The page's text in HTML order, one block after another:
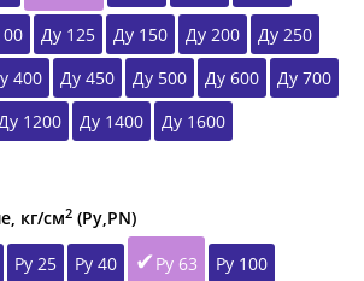
Ду 125 Ду 150 Ду 200
Ду 250
400 Ду 450 Ду 500 Ду 600
Ду 700
1200 Ду 1400
Ду 1600
кг/см2 (Ру,РN)
Ру 25 Ру 40 Ру 63 Ру 100